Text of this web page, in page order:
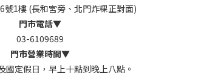
號1樓 (長和宮旁、北門炸粿正對面)
門市電話▼
03-6109689
門市營業時間▼
國定假日，早上十點到晚上八點。